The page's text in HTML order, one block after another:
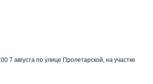
7 августа по улице Пролетарской, на участке